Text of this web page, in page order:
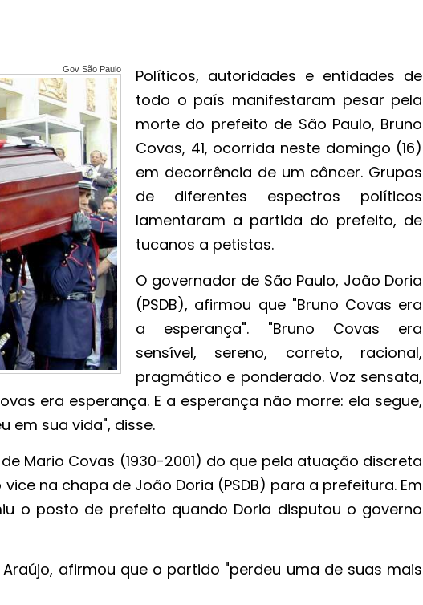
Gov São Paulo
Políticos, autoridades e entidades de
todo o país manifestaram pesar pela
morte do prefeito de São Paulo, Bruno
Covas, 41, ocorrida neste domingo (16)
em decorrência de um câncer. Grupos
de diferentes espectros políticos
lamentaram a partida do prefeito, de
tucanos a petistas.
O governador de São Paulo, João Doria
(PSDB), afirmou que "Bruno Covas era
a esperança". "Bruno Covas era
sensível, sereno, correto, racional,
pragmático e ponderado. Voz sensata,
era esperança. E a esperança não morre: ela segue,
em sua vida", disse.
Mario Covas (1930-2001) do que pela atuação discreta
na chapa de João Doria (PSDB) para a prefeitura. Em
o posto de prefeito quando Doria disputou o governo
Araújo, afirmou que o partido "perdeu uma de suas mais